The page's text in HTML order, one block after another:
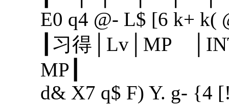
E0 q4 @- L$ [6 k+ k(
┃习得│Lv│MP
d& X7 q$ F) Y. g- {4